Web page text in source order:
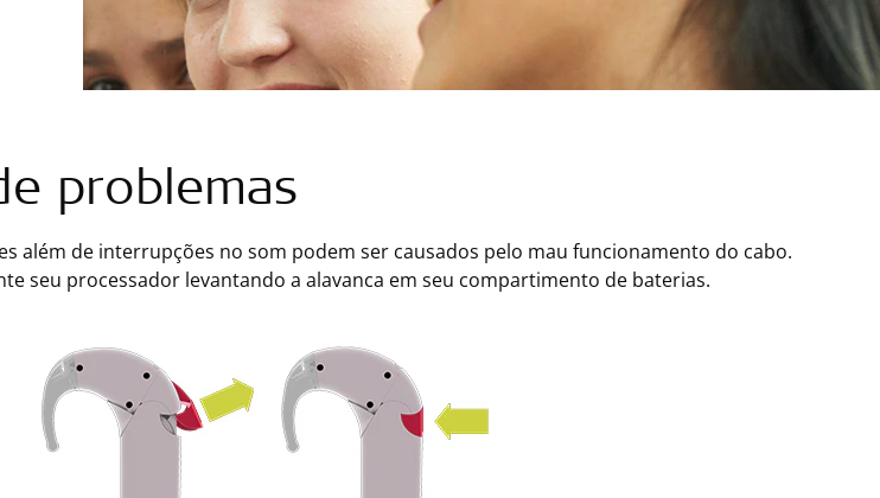
problemas
além de interrupções no som podem ser causados pelo mau funcionamento do cabo.
seu processador levantando a alavanca em seu compartimento de baterias.